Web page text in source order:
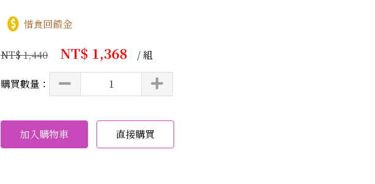
惜食回饋金
NT$ 1,440 NT$ 1,368 / 組
購買數量：
加入購物車 直接購買